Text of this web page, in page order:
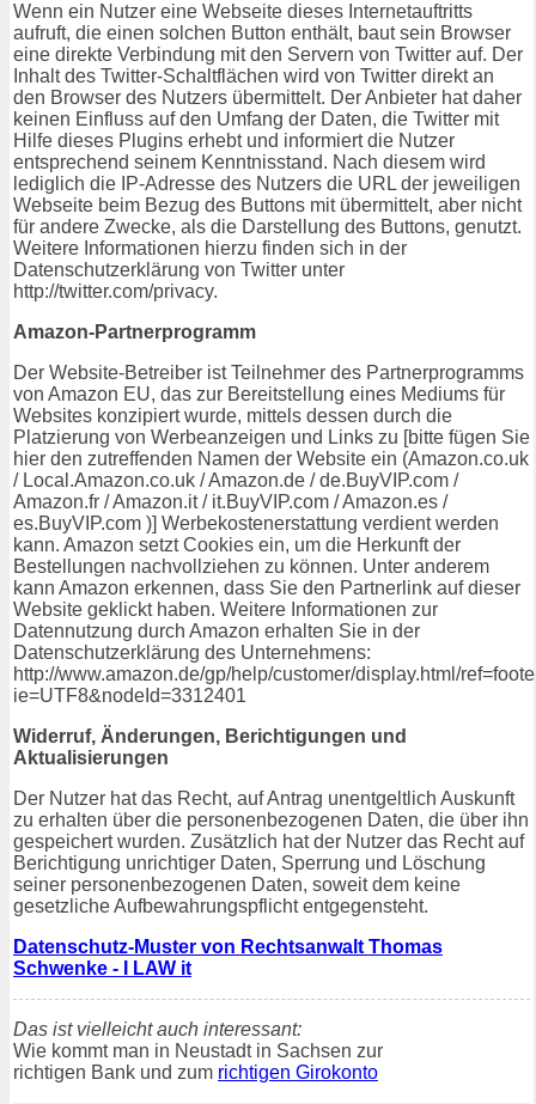
Wenn ein Nutzer eine Webseite dieses Internetauftritts
aufruft, die einen solchen Button enthält, baut sein Browser
eine direkte Verbindung mit den Servern von Twitter auf. Der
Inhalt des Twitter-Schaltflächen wird von Twitter direkt an
den Browser des Nutzers übermittelt. Der Anbieter hat daher
keinen Einfluss auf den Umfang der Daten, die Twitter mit
Hilfe dieses Plugins erhebt und informiert die Nutzer
entsprechend seinem Kenntnisstand. Nach diesem wird
lediglich die IP-Adresse des Nutzers die URL der jeweiligen
Webseite beim Bezug des Buttons mit übermittelt, aber nicht
für andere Zwecke, als die Darstellung des Buttons, genutzt.
Weitere Informationen hierzu finden sich in der
Datenschutzerklärung von Twitter unter
http://twitter.com/privacy.
Amazon-Partnerprogramm
Der Website-Betreiber ist Teilnehmer des Partnerprogramms
von Amazon EU, das zur Bereitstellung eines Mediums für
Websites konzipiert wurde, mittels dessen durch die
Platzierung von Werbeanzeigen und Links zu [bitte fügen Sie
hier den zutreffenden Namen der Website ein (Amazon.co.uk
/ Local.Amazon.co.uk / Amazon.de / de.BuyVIP.com /
Amazon.fr / Amazon.it / it.BuyVIP.com / Amazon.es /
es.BuyVIP.com )] Werbekostenerstattung verdient werden
kann. Amazon setzt Cookies ein, um die Herkunft der
Bestellungen nachvollziehen zu können. Unter anderem
kann Amazon erkennen, dass Sie den Partnerlink auf dieser
Website geklickt haben. Weitere Informationen zur
Datennutzung durch Amazon erhalten Sie in der
Datenschutzerklärung des Unternehmens:
http://www.amazon.de/gp/help/customer/display.html/
ie=UTF8&nodeId=3312401
Widerruf, Änderungen, Berichtigungen und
Aktualisierungen
Der Nutzer hat das Recht, auf Antrag unentgeltlich Auskunft
zu erhalten über die personenbezogenen Daten, die über ihn
gespeichert wurden. Zusätzlich hat der Nutzer das Recht auf
Berichtigung unrichtiger Daten, Sperrung und Löschung
seiner personenbezogenen Daten, soweit dem keine
gesetzliche Aufbewahrungspflicht entgegensteht.
Datenschutz-Muster von Rechtsanwalt Thomas
Schwenke - I LAW it
Das ist vielleicht auch interessant:
Wie kommt man in Neustadt in Sachsen zur
richtigen Bank und zum richtigen Girokonto